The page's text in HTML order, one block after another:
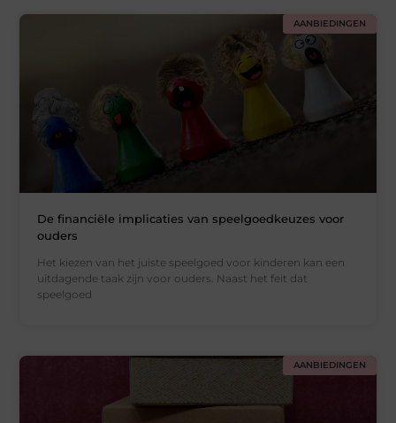
AANBIEDINGEN
De financiële implicaties van speelgoedkeuzes voor
ouders
Het kiezen van het juiste speelgoed voor kinderen kan een
uitdagende taak zijn voor ouders. Naast het feit dat
speelgoed
AANBIEDINGEN